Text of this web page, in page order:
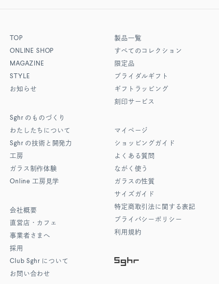
TOP
ONLINE SHOP
MAGAZINE
STYLE
お知らせ
Sghr のものづくり
わたしたちについて
Sghr の技術と開発力
工房
ガラス制作体験
Online 工房見学
会社概要
直営店・カフェ
事業者さまへ
採用
Club Sghr について
お問い合わせ
製品一覧
すべてのコレクション
限定品
ブライダルギフト
ギフトラッピング
刻印サービス
マイページ
ショッピングガイド
よくある質問
ながく使う
ガラスの性質
サイズガイド
特定商取引法に関する表記
プライバシーポリシー
利用規約